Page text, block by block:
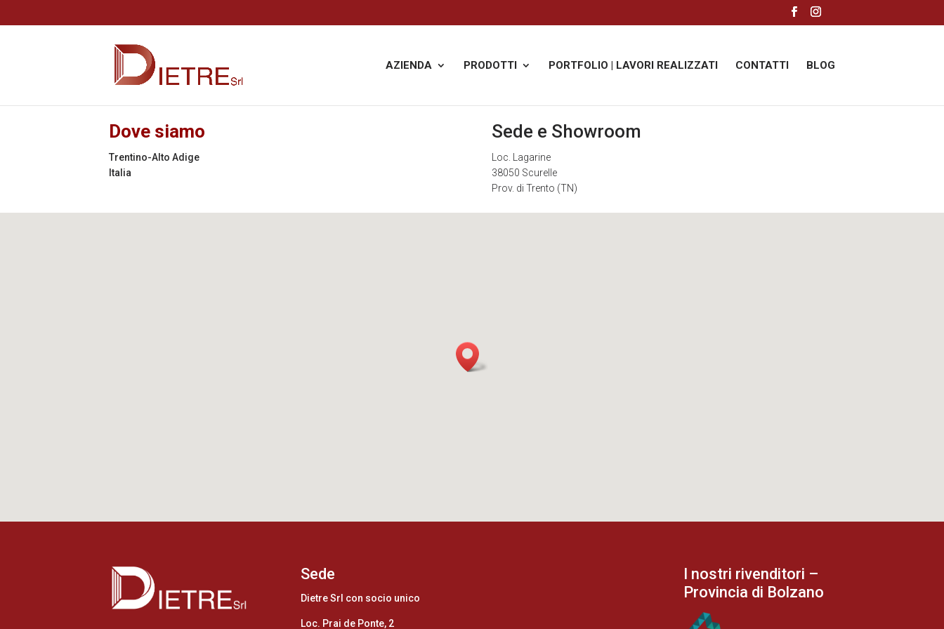
AZIENDA PRODOTTI PORTFOLIO | LAVORI REALIZZATI CONTATTI BLOG
Dove siamo
Trentino-Alto Adige
Italia
Sede e Showroom
Loc. Lagarine
38050 Scurelle
Prov. di Trento (TN)
Sede
Dietre Srl con socio unico
Loc. Prai de Ponte, 2
I nostri rivenditori –
Provincia di Bolzano